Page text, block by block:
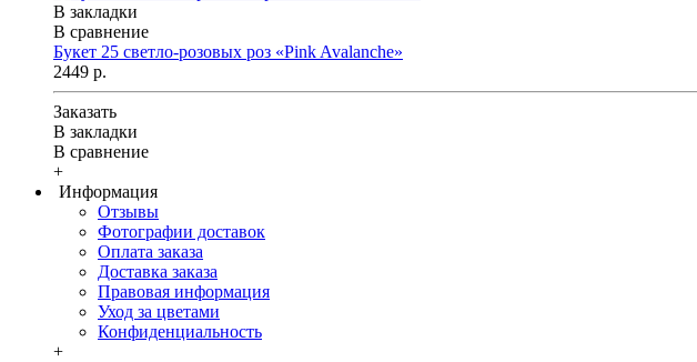
В закладки
В сравнение
Букет 25 светло-розовых роз «Pink Avalanche»
2449 р.
Заказать
В закладки
В сравнение
+
Информация
Отзывы
Фотографии доставок
Оплата заказа
Доставка заказа
Правовая информация
Уход за цветами
Конфиденциальность
+